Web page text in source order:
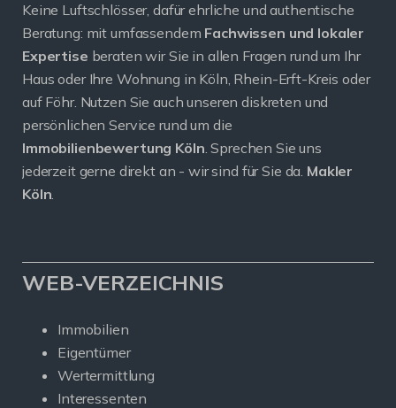
Keine Luftschlösser, dafür ehrliche und authentische
Beratung: mit umfassendem Fachwissen und lokaler
Expertise beraten wir Sie in allen Fragen rund um Ihr
Haus oder Ihre Wohnung in Köln, Rhein-Erft-Kreis oder
auf Föhr. Nutzen Sie auch unseren diskreten und
persönlichen Service rund um die
Immobilienbewertung Köln. Sprechen Sie uns
jederzeit gerne direkt an - wir sind für Sie da. Makler
Köln.
WEB-VERZEICHNIS
Immobilien
Eigentümer
Wertermittlung
Interessenten